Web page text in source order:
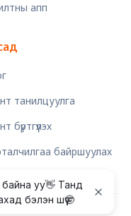
апп
танилцуулга
бүртгүүлэх
байршуулах
уу👋 Танд
бэлэн шүү🤓